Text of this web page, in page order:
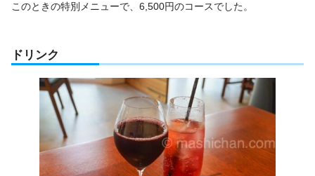
このときの特別メニューで、6,500円のコースでした。
ドリンク